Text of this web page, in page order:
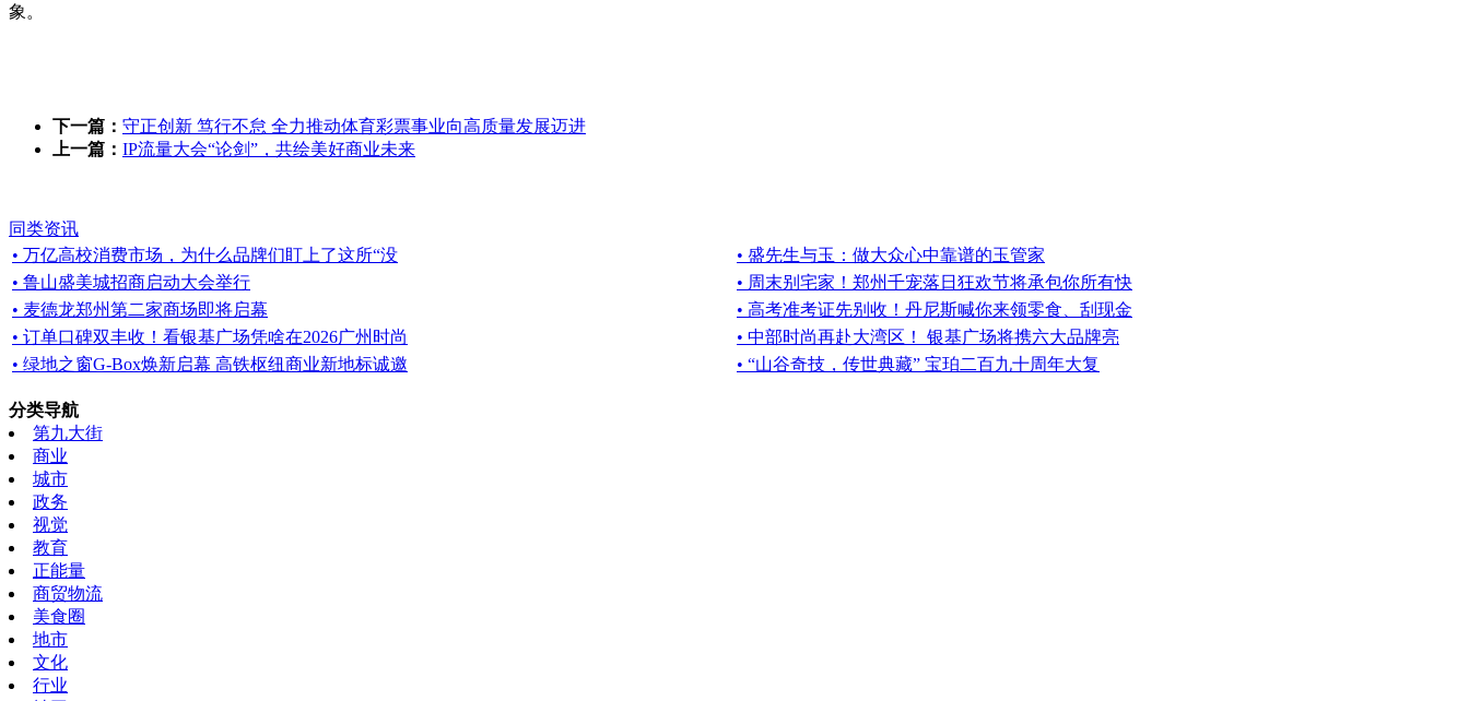
象。
下一篇： 守正创新 笃行不怠 全力推动体育彩票事业向高质量发展迈进
上一篇： IP流量大会“论剑”，共绘美好商业未来
同类资讯
• 万亿高校消费市场，为什么品牌们盯上了这所“没
• 盛先生与玉：做大众心中靠谱的玉管家
• 鲁山盛美城招商启动大会举行
• 周末别宅家！郑州千宠落日狂欢节将承包你所有快
• 麦德龙郑州第二家商场即将启幕
• 高考准考证先别收！丹尼斯喊你来领零食、刮现金
• 订单口碑双丰收！看银基广场凭啥在2026广州时尚
• 中部时尚再赴大湾区！ 银基广场将携六大品牌亮
• 绿地之窗G-Box焕新启幕 高铁枢纽商业新地标诚邀
• “山谷奇技，传世典藏” 宝珀二百九十周年大复
分类导航
第九大街
商业
城市
政务
视觉
教育
正能量
商贸物流
美食圈
地市
文化
行业